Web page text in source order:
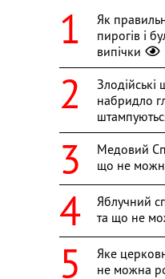
Як
пирогів і
випічки
набридло
Медовий
що не
Яблучний
та що не
Яке
не можна